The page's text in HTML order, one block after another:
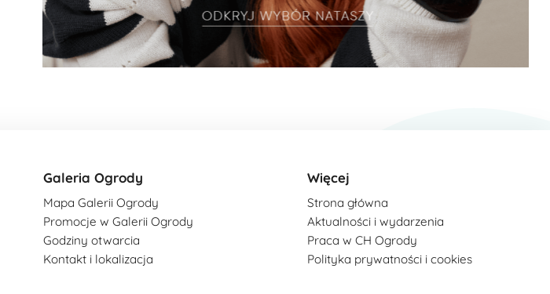
Galeria Ogrody
Mapa Galerii Ogrody
Promocje w Galerii Ogrody
Godziny otwarcia
Kontakt i lokalizacja
Więcej
Strona główna
Aktualności i wydarzenia
Praca w CH Ogrody
Polityka prywatności i cookies